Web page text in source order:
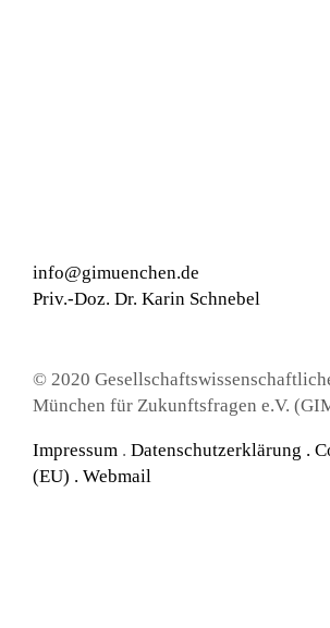
info@gimuenchen.de
Priv.-Doz. Dr. Karin Schnebel
© 2020
München für Zukunftsfragen e.V.
Impressum . Datenschutzerklärung .
(EU) . Webmail